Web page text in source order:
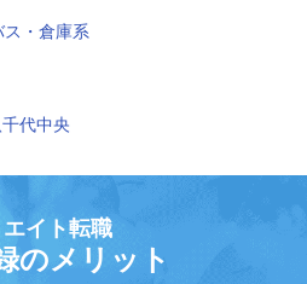
・倉庫系
千代中央
イト転職
のメリット